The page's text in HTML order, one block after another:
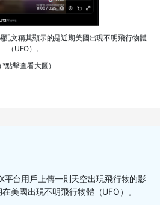
配文稱其顯示的是近期美國出現不明飛行物體
（UFO）。
（*點擊查看大圖）
台用戶上傳一則天空出現飛行物的影
美國出現不明飛行物體（UFO）。